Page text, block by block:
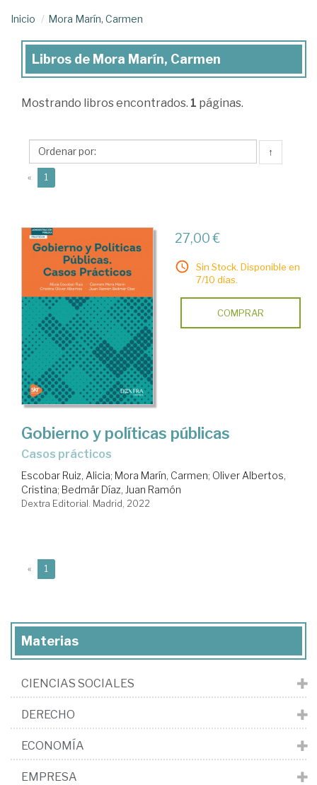
Inicio Mora Marín, Carmen
Libros
Mora
Carmen
Libros de Mora Marín, Carmen
Mostrando libros encontrados. 1 páginas.
↑
« 1
27,00 €
Sin Stock. Disponible en
7/10 días.
COMPRAR
Gobierno y políticas públicas
casos prácticos
Escobar Ruiz, Alicia; Mora Marín, Carmen; Oliver Albertos,
Cristina; Bedmär Díaz, Juan Ramón
Dextra Editorial. Madrid, 2022
« 1
Materias
CIENCIAS SOCIALES
DERECHO
ECONOMÍA
EMPRESA